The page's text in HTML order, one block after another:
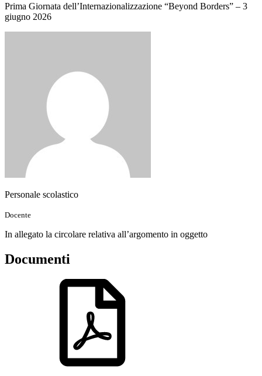
Prima Giornata dell’Internazionalizzazione “Beyond Borders” – 3
giugno 2026
Personale scolastico
Docente
In allegato la circolare relativa all’argomento in oggetto
Documenti